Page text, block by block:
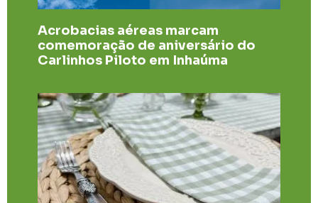
Acrobacias aéreas marcam
comemoração de aniversário do
Carlinhos Piloto em Inhaúma